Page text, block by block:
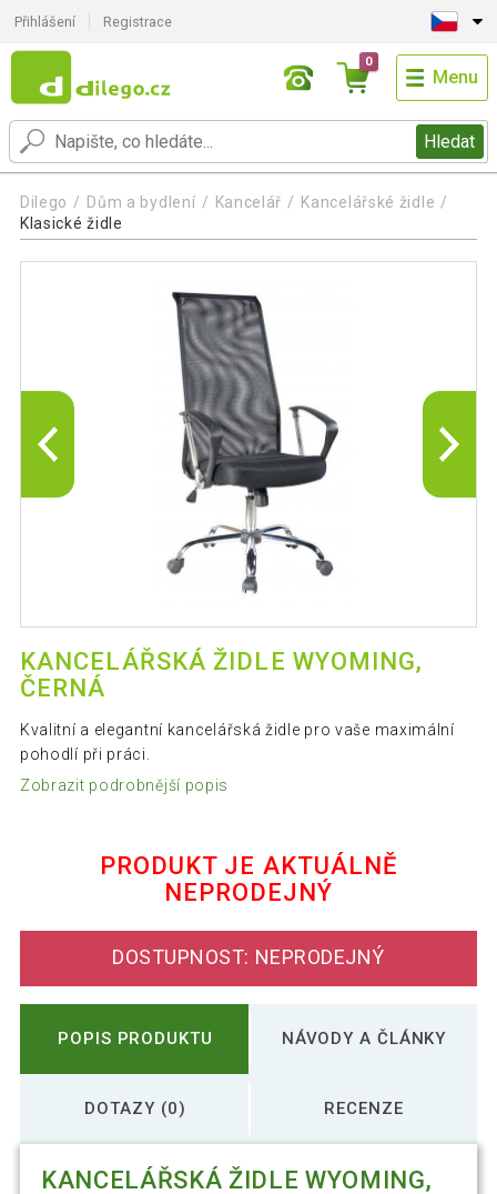
Přihlášení Registrace
Hledat
0
Menu
Dilego Dům a bydlení Kancelář
Kancelářské židle
Klasické židle
KANCELÁŘSKÁ ŽIDLE WYOMING,
ČERNÁ
Kvalitní a elegantní kancelářská židle pro vaše maximální
pohodlí při práci.
Zobrazit podrobnější popis
PRODUKT JE AKTUÁLNĚ
NEPRODEJNÝ
DOSTUPNOST: NEPRODEJNÝ
POPIS PRODUKTU NÁVODY A ČLÁNKY
DOTAZY (0) RECENZE
KANCELÁŘSKÁ ŽIDLE WYOMING,